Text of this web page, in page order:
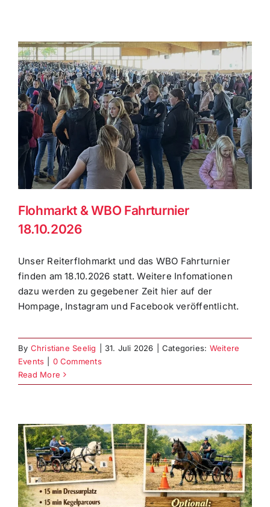
Flohmarkt & WBO Fahrturnier
18.10.2026
Unser Reiterflohmarkt und das WBO Fahrturnier
finden am 18.10.2026 statt. Weitere Infomationen
dazu werden zu gegebener Zeit hier auf der
Hompage, Instagram und Facebook veröffentlicht.
By Christiane Seelig 31. Juli 2026 Categories: Weitere
Events
0 Comments
Read More